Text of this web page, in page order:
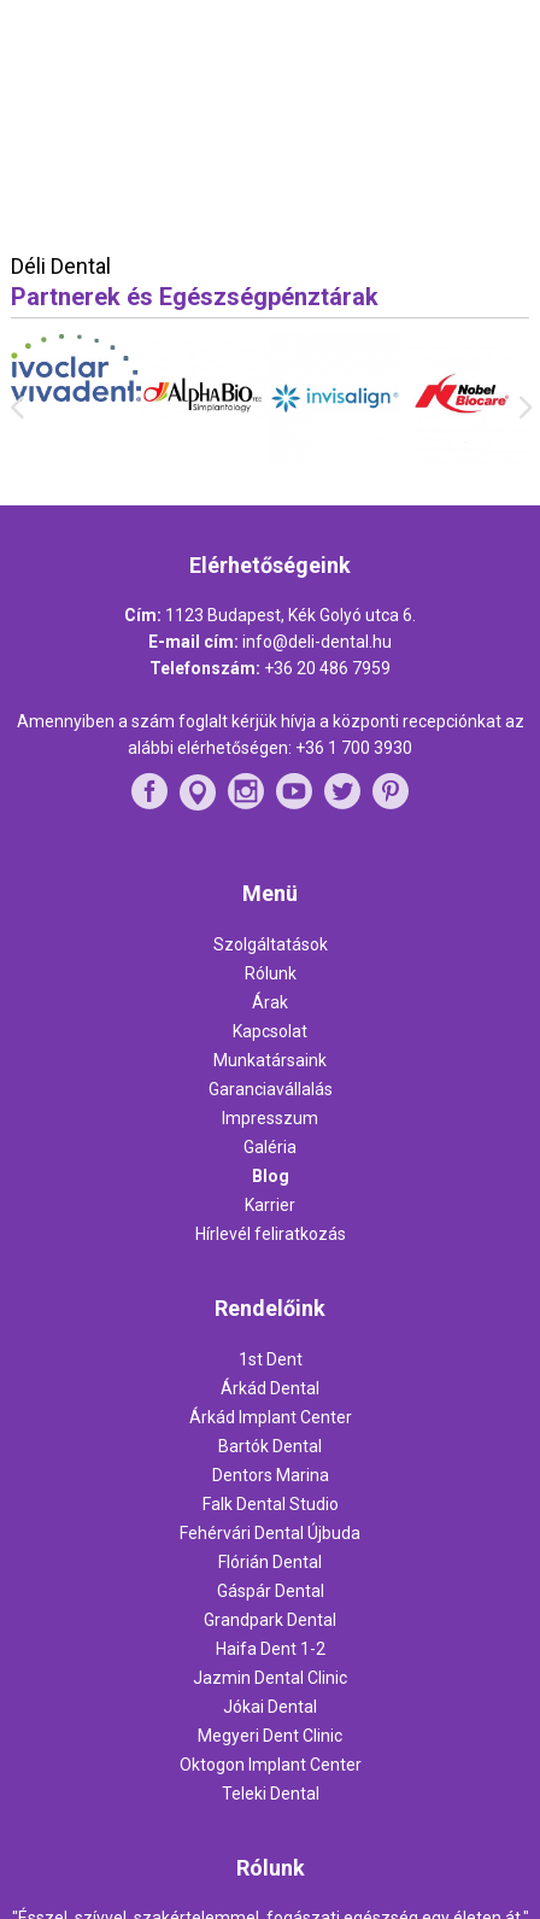
Déli Dental
Partnerek és Egészségpénztárak
Elérhetőségeink
Cím: 1123 Budapest, Kék Golyó utca 6.
E-mail cím: info@deli-dental.hu
Telefonszám: +36 20 486 7959
Amennyiben a szám foglalt kérjük hívja a központi recepciónkat az
alábbi elérhetőségen: +36 1 700 3930
Menü
Szolgáltatások
Rólunk
Árak
Kapcsolat
Munkatársaink
Garanciavállalás
Impresszum
Galéria
Blog
Karrier
Hírlevél feliratkozás
Rendelőink
1st Dent
Árkád Dental
Árkád Implant Center
Bartók Dental
Dentors Marina
Falk Dental Studio
Fehérvári Dental Újbuda
Flórián Dental
Gáspár Dental
Grandpark Dental
Haifa Dent 1-2
Jazmin Dental Clinic
Jókai Dental
Megyeri Dent Clinic
Oktogon Implant Center
Teleki Dental
Rólunk